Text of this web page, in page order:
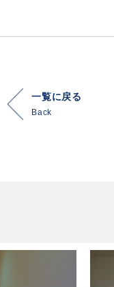
一覧に戻る
Back